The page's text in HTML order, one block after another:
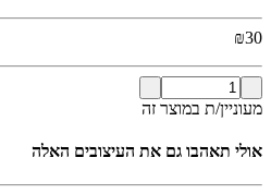
₪30
מעוניין/ת במוצר זה
אולי תאהבו גם את העיצובים האלה